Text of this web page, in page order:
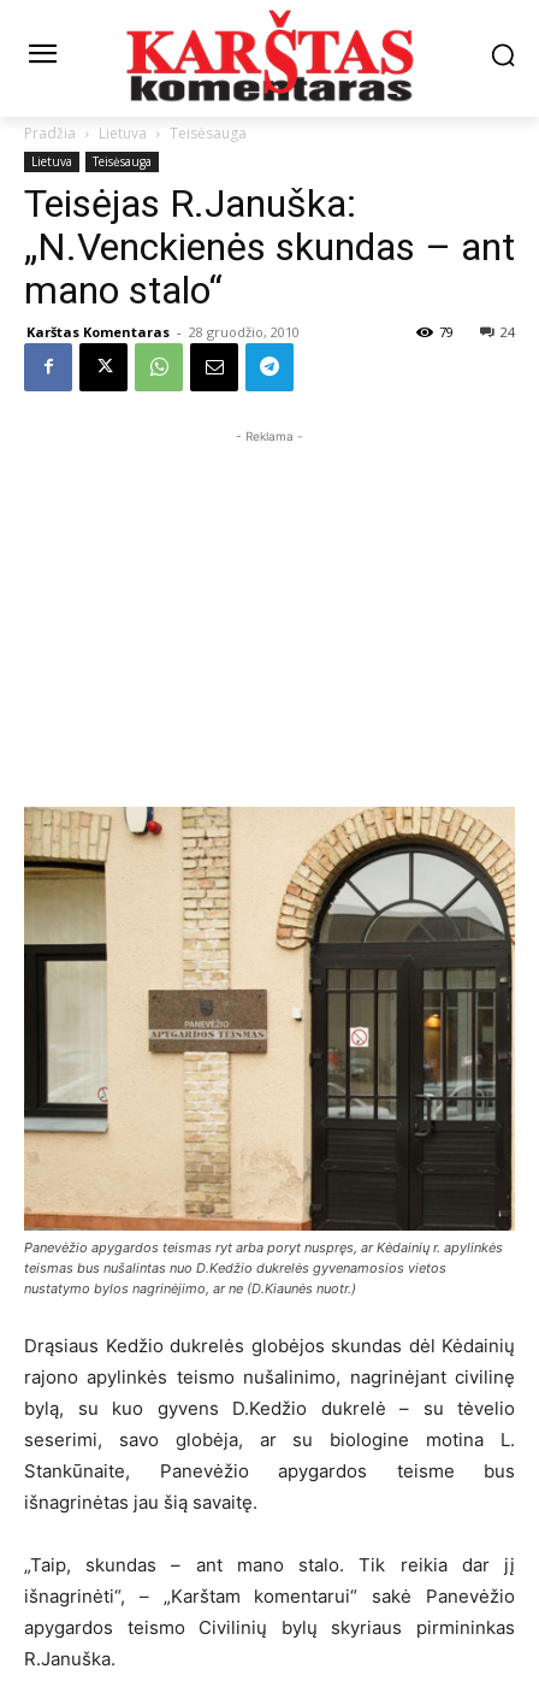
Pradžia Lietuva Teisėsauga
Lietuva Teisėsauga
Teisėjas R.Januška:
„N.Venckienės skundas – ant
mano stalo“
Karštas Komentaras - 28 gruodžio, 2010 24
79
- Reklama -
Panevėžio apygardos teismas ryt arba poryt nuspręs, ar Kėdainių r. apylinkės
teismas bus nušalintas nuo D.Kedžio dukrelės gyvenamosios vietos
nustatymo bylos nagrinėjimo, ar ne (D.Kiaunės nuotr.)
Drąsiaus Kedžio dukrelės globėjos skundas dėl Kėdainių
rajono apylinkės teismo nušalinimo, nagrinėjant civilinę
bylą, su kuo gyvens D.Kedžio dukrelė – su tėvelio
seserimi, savo globėja, ar su biologine motina L.
Stankūnaite, Panevėžio apygardos teisme bus
išnagrinėtas jau šią savaitę.
„Taip, skundas – ant mano stalo. Tik reikia dar jį
išnagrinėti“, – „Karštam komentarui“ sakė Panevėžio
apygardos teismo Civilinių bylų skyriaus pirmininkas
R.Januška.